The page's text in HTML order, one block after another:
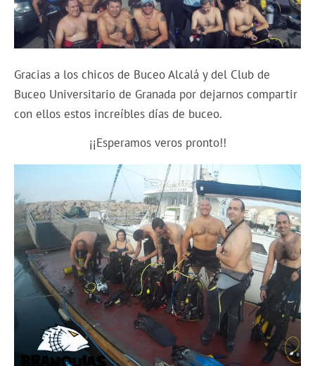
Gracias a los chicos de Buceo Alcalá y del Club de
Buceo Universitario de Granada por dejarnos compartir
con ellos estos increíbles días de buceo.
¡¡Esperamos veros pronto!!